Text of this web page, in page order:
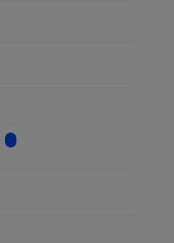
Miniled
Smart TV
Bekijk informatie voor Aantal
voor Aantal USB-poorten
voor Geschikt voor HDR